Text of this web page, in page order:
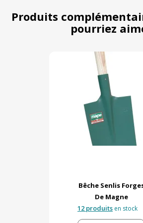
Produits
pourriez
Bêche Senlis
De Magne
12 produits en stock